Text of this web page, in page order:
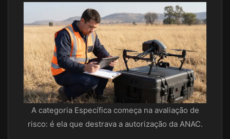
A categoria Específica começa na avaliação de
risco: é ela que destrava a autorização da ANAC.